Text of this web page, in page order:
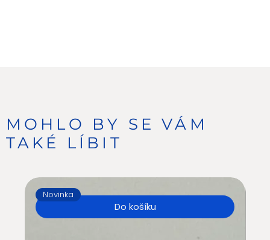
Do košíku
Novinka
MOHLO BY SE VÁM
TAKÉ LÍBIT